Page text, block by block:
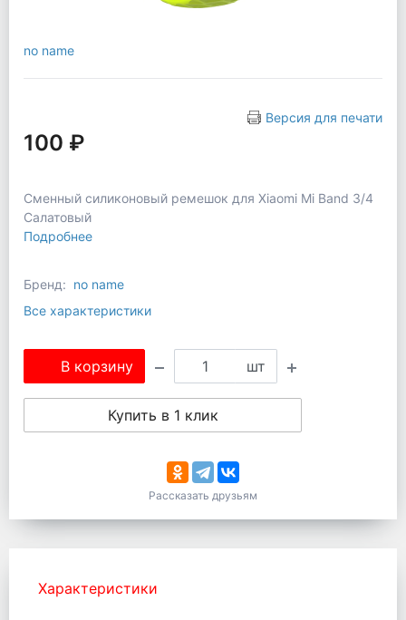
no name
Версия для печати
100 ₽
Сменный силиконовый ремешок для Xiaomi Mi Band 3/4
Салатовый
Подробнее
Бренд: no name
Все характеристики
В корзину шт
Купить в 1 клик
Рассказать друзьям
Характеристики